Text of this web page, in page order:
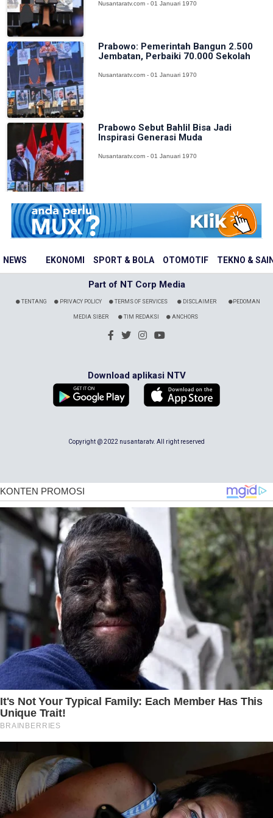
NEWS EKONOMI SPORT & BOLA OTOMOTIF TEKNO &
Nusantaratv.com - 01 Januari 1970
Prabowo: Pemerintah Bangun 2.500
Jembatan, Perbaiki 70.000 Sekolah
Nusantaratv.com - 01 Januari 1970
Prabowo Sebut Bahlil Bisa Jadi
Inspirasi Generasi Muda
Nusantaratv.com - 01 Januari 1970
Part of NT Corp Media
TENTANG PRIVACY POLICY TERMS OF SERVICES DISCLAIMER PEDOMAN
MEDIA SIBER TIM REDAKSI ANCHORS
Download aplikasi NTV
Copyright @ 2022 nusantaratv. All right reserved